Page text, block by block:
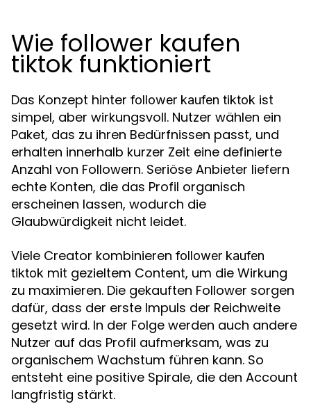
Wie follower kaufen
tiktok funktioniert
Das Konzept hinter follower kaufen tiktok ist
simpel, aber wirkungsvoll. Nutzer wählen ein
Paket, das zu ihren Bedürfnissen passt, und
erhalten innerhalb kurzer Zeit eine definierte
Anzahl von Followern. Seriöse Anbieter liefern
echte Konten, die das Profil organisch
erscheinen lassen, wodurch die
Glaubwürdigkeit nicht leidet.
Viele Creator kombinieren follower kaufen
tiktok mit gezieltem Content, um die Wirkung
zu maximieren. Die gekauften Follower sorgen
dafür, dass der erste Impuls der Reichweite
gesetzt wird. In der Folge werden auch andere
Nutzer auf das Profil aufmerksam, was zu
organischem Wachstum führen kann. So
entsteht eine positive Spirale, die den Account
langfristig stärkt.